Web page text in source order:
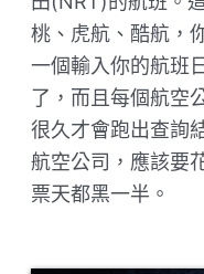
桃、虎航、酷航，
一個輸入你的航班
了，而且每個航空
很久才會跑出查詢
航空公司，應該要
票天都黑一半。